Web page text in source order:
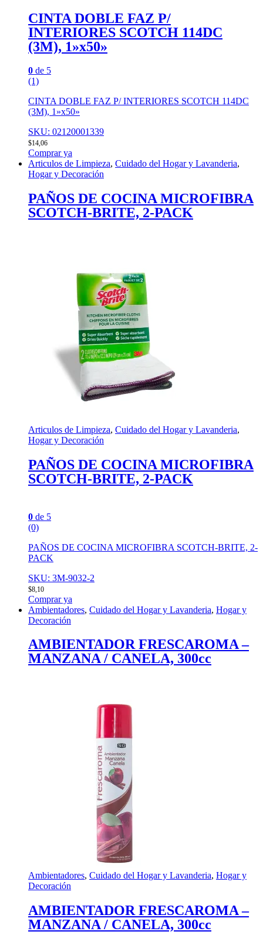
CINTA DOBLE FAZ P/
INTERIORES SCOTCH 114DC
(3M), 1»x50»
0 de 5
(1)
CINTA DOBLE FAZ P/ INTERIORES SCOTCH 114DC
(3M), 1»x50»
SKU: 02120001339
$14,06
Comprar ya
Articulos de Limpieza, Cuidado del Hogar y Lavanderia,
Hogar y Decoración
PAÑOS DE COCINA MICROFIBRA
SCOTCH-BRITE, 2-PACK
Articulos de Limpieza, Cuidado del Hogar y Lavanderia,
Hogar y Decoración
PAÑOS DE COCINA MICROFIBRA
SCOTCH-BRITE, 2-PACK
0 de 5
(0)
PAÑOS DE COCINA MICROFIBRA SCOTCH-BRITE, 2-
PACK
SKU: 3M-9032-2
$8,10
Comprar ya
Ambientadores, Cuidado del Hogar y Lavanderia, Hogar y
Decoración
AMBIENTADOR FRESCAROMA –
MANZANA / CANELA, 300cc
Ambientadores, Cuidado del Hogar y Lavanderia, Hogar y
Decoración
AMBIENTADOR FRESCAROMA –
MANZANA / CANELA, 300cc